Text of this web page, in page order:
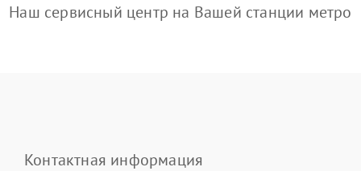
Наш сервисный центр на Вашей станции метро
Контактная информация